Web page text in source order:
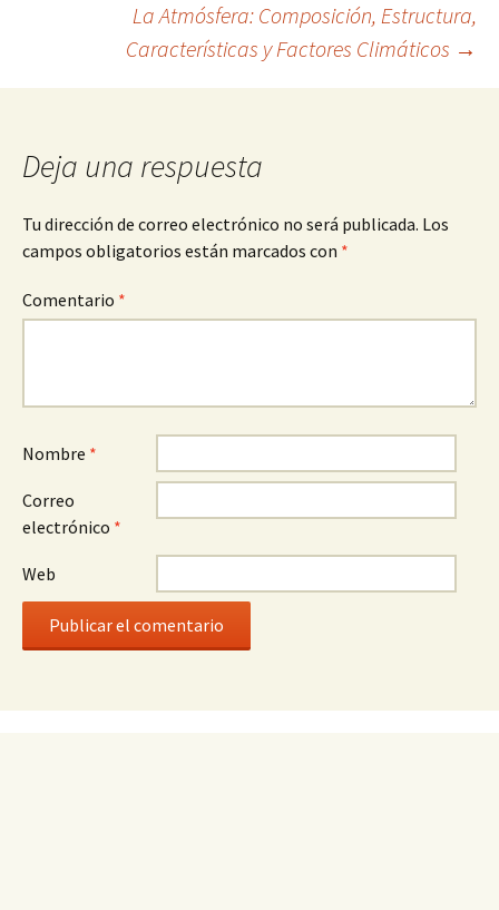
entradas
La Atmósfera: Composición, Estructura,
Características y Factores Climáticos →
Deja una respuesta
Tu dirección de correo electrónico no será publicada. Los
campos obligatorios están marcados con *
Comentario *
Nombre *
Correo
electrónico *
Web